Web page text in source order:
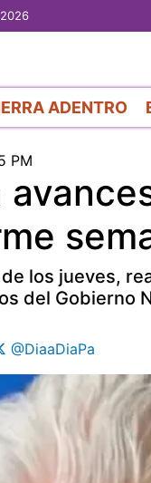
2026
ADENTRO
PM
los jueves,
del Gobierno
@DiaaDiaPa